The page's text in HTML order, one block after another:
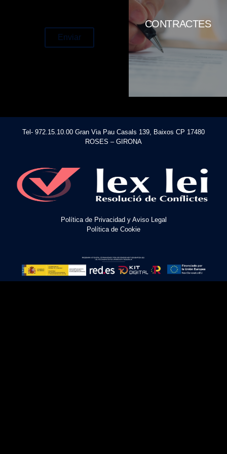
Enviar
CONTRACTES
expressen el seu consentiment
en la forma permesa per la llei,
per crear, regular, modificar o
extingir obligacions. Les parts
poden acordar qualsevol
clàusula que no sigui contrària a
la llei, la moral o l'ordre públic.
Tel- 972.15.10.00 Gran Via Pau Casals 139, Baixos CP 17480
ROSES – GIRONA
Política de Privacidad y Aviso Legal
Política de Cookie